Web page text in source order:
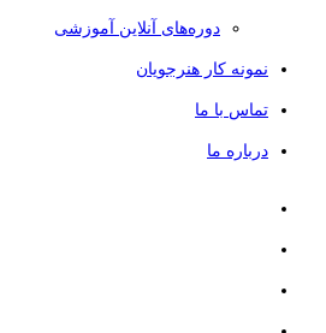
دوره‌های آنلاین آموزشی
نمونه کار هنرجویان
تماس با ما
درباره ما